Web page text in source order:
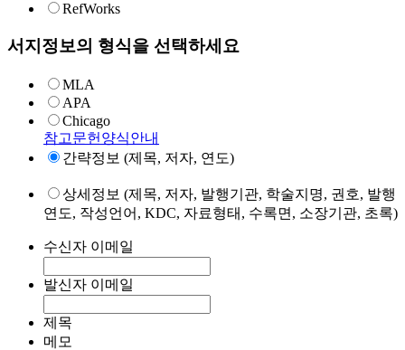
RefWorks
서지정보의 형식을 선택하세요
MLA
APA
Chicago
참고문헌양식안내
간략정보 (제목, 저자, 연도)
상세정보 (제목, 저자, 발행기관, 학술지명, 권호, 발행
연도, 작성언어, KDC, 자료형태, 수록면, 소장기관, 초록)
수신자 이메일
발신자 이메일
제목
메모